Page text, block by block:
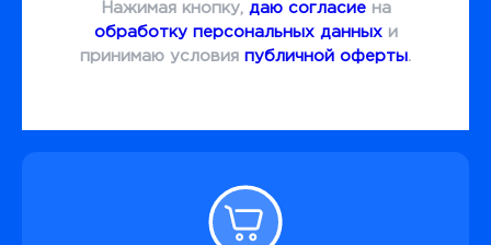
Нажимая кнопку, даю согласиена
обработку персональных данныхи
принимаю условия публичной оферты.